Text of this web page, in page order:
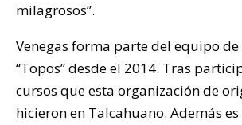
milagrosos”.
Venegas forma parte del equipo de
“Topos” desde el 2014. Tras
cursos que esta organización de
hicieron en Talcahuano. Además